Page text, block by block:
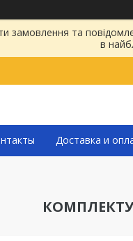
та
в
Доставка и